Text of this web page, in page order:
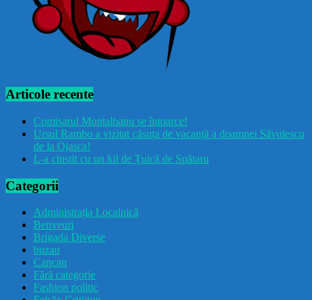
Articole recente
Comisarul Montalbanu se întoarce!
Ursul Rambo a vizitat căsuța de vacanță a doamnei Săvulescu
de la Ojasca!
L-a cinstit cu un kil de Țuică de Spătaru
Categorii
Administrația Localnică
Benveuri
Brigada Diverse
buzau
Cancan
Fără categorie
Fashion politic